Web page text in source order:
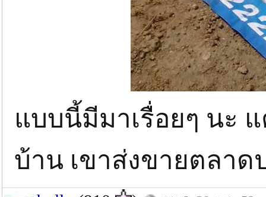
แบบนี้มีมาเรื่อยๆ นะ
บ้าน เขาส่งขายตลาด